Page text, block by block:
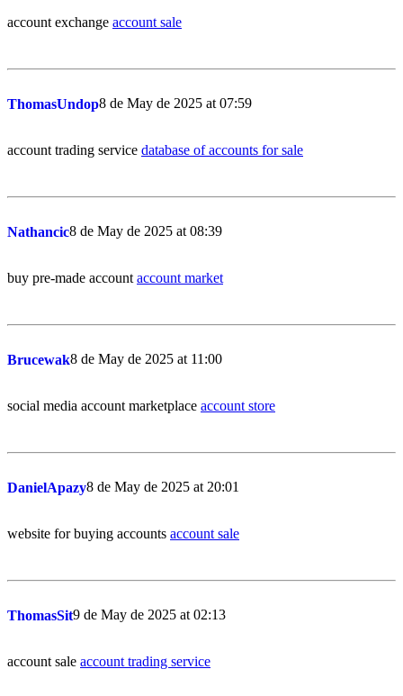
account exchange account sale
ThomasUndop8 de May de 2025 at 07:59
account trading service database of accounts for sale
Nathancic8 de May de 2025 at 08:39
buy pre-made account account market
Brucewak8 de May de 2025 at 11:00
social media account marketplace account store
DanielApazy8 de May de 2025 at 20:01
website for buying accounts account sale
ThomasSit9 de May de 2025 at 02:13
account sale account trading service